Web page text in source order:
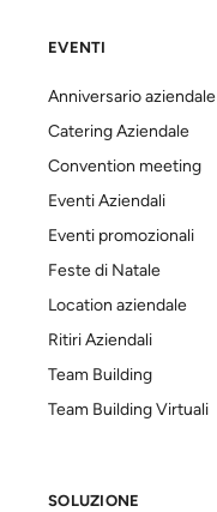
EVENTI
Anniversario aziendale
Catering Aziendale
Convention meeting
Eventi Aziendali
Eventi promozionali
Feste di Natale
Location aziendale
Ritiri Aziendali
Team Building
Team Building Virtuali
SOLUZIONE